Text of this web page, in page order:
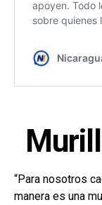
“Para nosotros
manera es una